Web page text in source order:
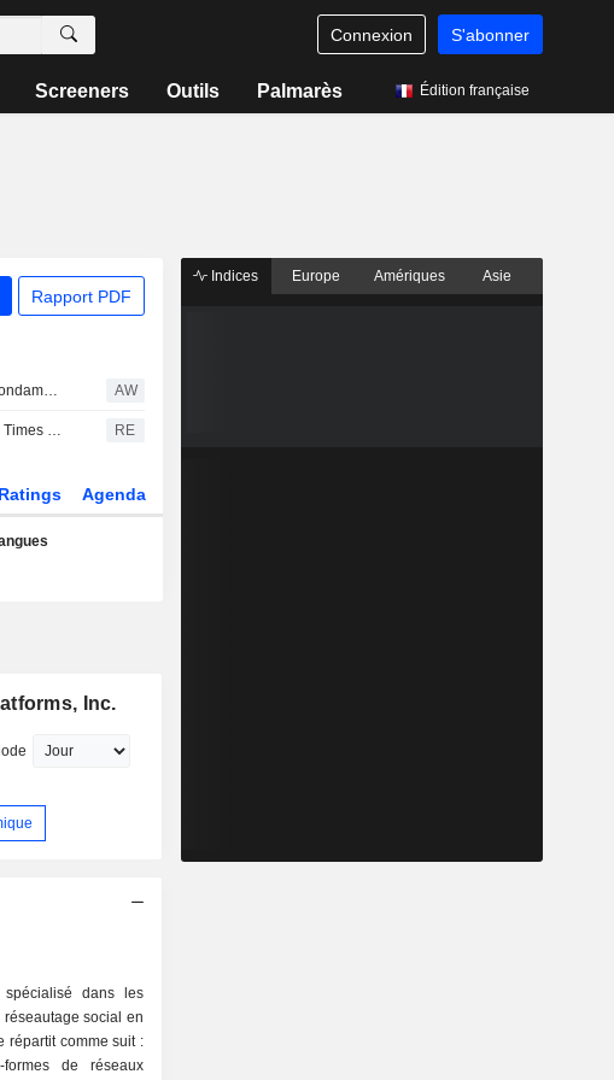
Connexion S'abonner
Screeners Outils Palmarès Édition française
Rapport PDF
Mineurs sur les réseaux: Meta condamné à verser 567 millions de dollars de plus AW
REVUE DE PRESSE - Financial Times - 7 août RE
Ratings Agenda
Inc.
spécialisé dans les
social en
répartit comme suit :
de réseaux
Indices Europe Amériques Asie